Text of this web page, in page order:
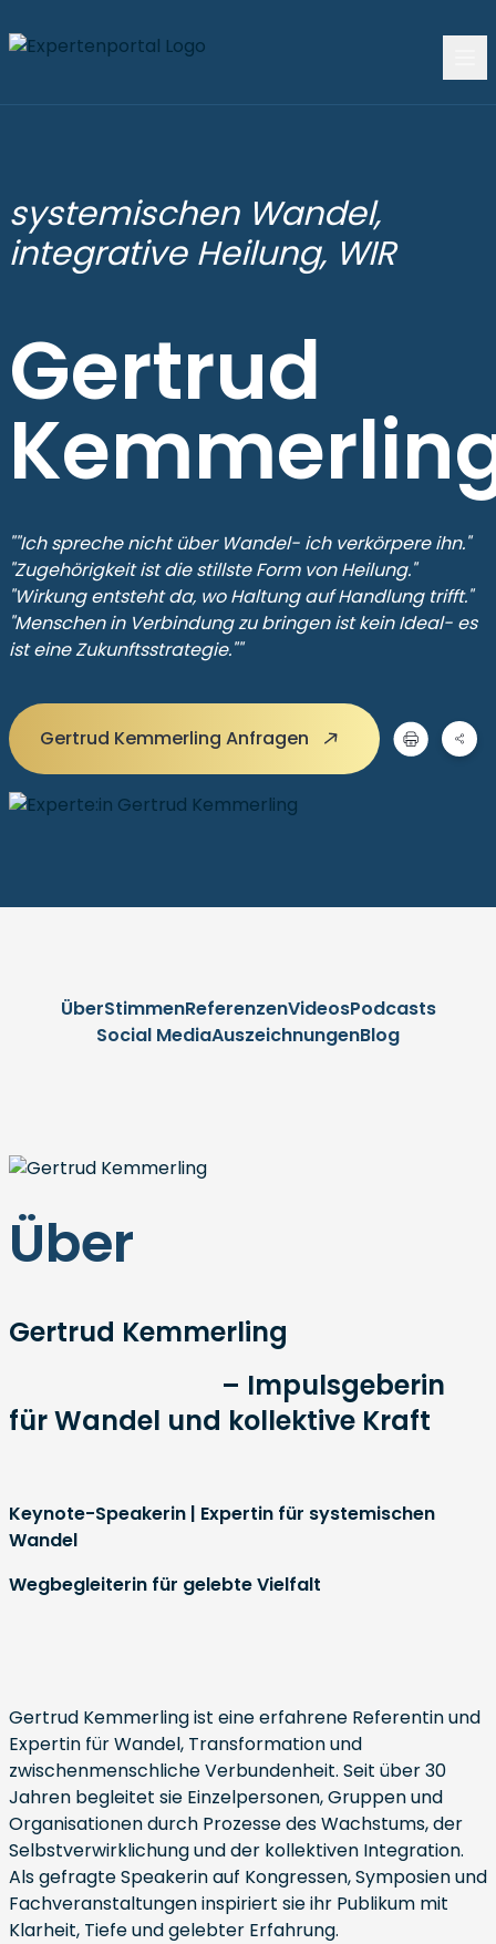
systemischen Wandel,
integrative Heilung, WIR
Gertrud
""Ich spreche nicht über Wandel- ich verkörpere ihn."
"Zugehörigkeit ist die stillste Form von Heilung."
"Wirkung entsteht da, wo Haltung auf Handlung trifft."
"Menschen in Verbindung zu bringen ist kein Ideal- es
ist eine Zukunftsstrategie.""
Gertrud Kemmerling Anfragen
ÜberStimmenReferenzenVideosPodcasts
Social MediaAuszeichnungenBlog
Über
Gertrud Kemmerling
– Impulsgeberin
für Wandel und kollektive Kraft
Keynote-Speakerin | Expertin für systemischen
Wandel
Wegbegleiterin für gelebte Vielfalt
Gertrud Kemmerling ist eine erfahrene Referentin und
Expertin für Wandel, Transformation und
zwischenmenschliche Verbundenheit. Seit über 30
Jahren begleitet sie Einzelpersonen, Gruppen und
Organisationen durch Prozesse des Wachstums, der
Selbstverwirklichung und der kollektiven Integration.
Als gefragte Speakerin auf Kongressen, Symposien und
Fachveranstaltungen inspiriert sie ihr Publikum mit
Klarheit, Tiefe und gelebter Erfahrung.